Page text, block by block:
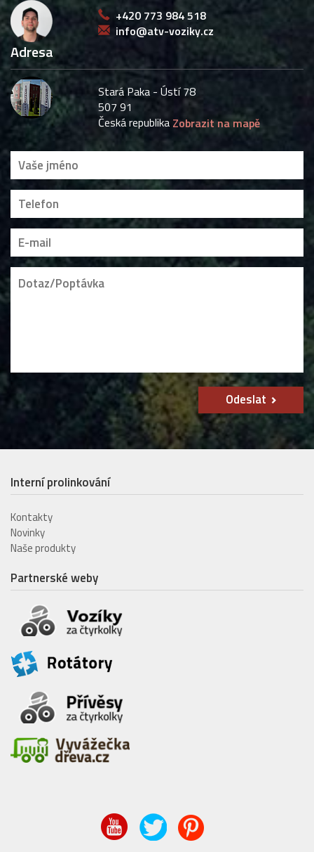
+420 773 984 518
info@atv-voziky.cz
Adresa
Stará Paka - Ústí 78
507 91
Česká republika Zobrazit na mapě
Odeslat
Interní prolinkování
Kontakty
Novinky
Naše produkty
Partnerské weby